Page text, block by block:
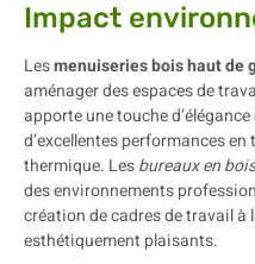
Impact
Lesmenuiseries bois haut de
aménager des espaces de
apporte une touche
d’excellentes performances
thermique. Lesbureaux en bois
des environnements
création de cadres de travail
esthétiquement plaisants.